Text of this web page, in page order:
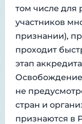
том числе для
участников
признании),
проходит
этап
Освобождение
не
стран и
признаются в